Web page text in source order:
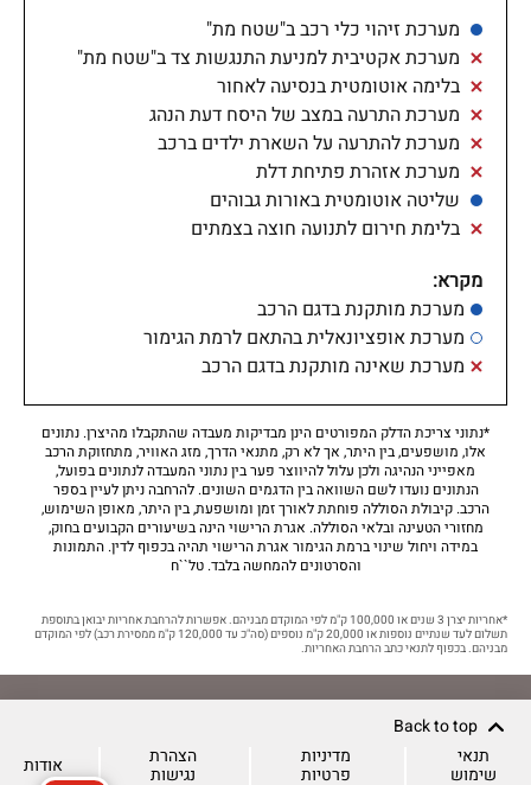
מערכת זיהוי כלי רכב ב"שטח מת"
מערכת אקטיבית למניעת התנגשות צד ב"שטח מת"
בלימה אוטומטית בנסיעה לאחור
מערכת התרעה במצב של היסח דעת הנהג
מערכת להתרעה על השארת ילדים ברכב
מערכת אזהרת פתיחת דלת
שליטה אוטומטית באורות גבוהים
בלימת חירום לתנועה חוצה בצמתים
מקרא:
מערכת מותקנת בדגם הרכב
מערכת אופציונאלית בהתאם לרמת הגימור
מערכת שאינה מותקנת בדגם הרכב
*נתוני צריכת הדלק המפורטים הינן מבדיקות מעבדה שהתקבלו מהיצרן. נתונים
אלו, מושפעים, בין היתר, אך לא רק, מתנאי הדרך, מזג האוויר, מתחזוקת הרכב
מאפייני הנהיגה ולכן עלול להיווצר פער בין נתוני המעבדה לנתונים בפועל,
הנתונים נועדו לשם השוואה בין הדגמים השונים. להרחבה ניתן לעיין בספר
הרכב. קיבולת הסוללה פוחתת לאורך זמן ומושפעת, בין היתר, מאופן השימוש,
מחזורי הטעינה ובלאי הסוללה. אגרת הרישוי הינה בשיעורים הקבועים בחוק,
במידה ויחול שינוי ברמת הגימור אגרת הרישוי תהיה בכפוף לדין. התמונות
והסרטונים להמחשה בלבד. טל``ח
*אחריות יצרן 3 שנים או 100,000 ק"מ לפי המוקדם מבניהם. אפשרות להרחבת אחריות יבואן בתוספת
תשלום לעד שנתיים נוספות או 20,000 ק"מ נוספים (סה"כ עד 120,000 ק"מ ממסירת רכב) לפי המוקדם
מבניהם. בכפוף לתנאי כתב הרחבת האחריות.
Back to top
תנאי
שימוש
מדיניות
פרטיות
הצהרת
נגישות אודות